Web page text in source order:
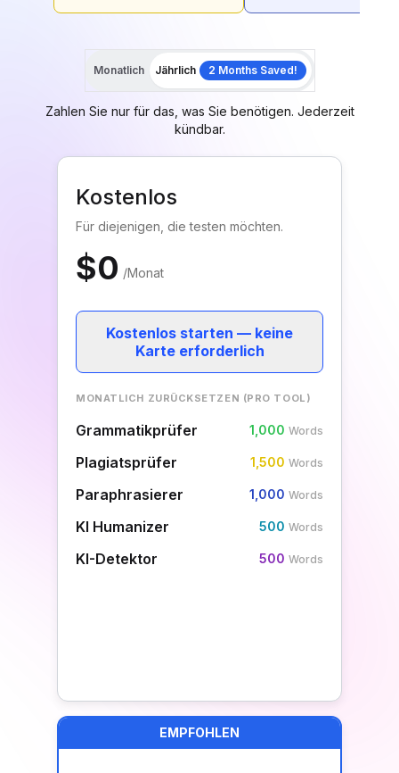
Monatlich Jährlich 2 Months Saved!
Zahlen Sie nur für das, was Sie benötigen. Jederzeit
kündbar.
Kostenlos
Für diejenigen, die testen möchten.
$0 /Monat
Kostenlos starten — keine
Karte erforderlich
MONATLICH ZURÜCKSETZEN (PRO TOOL)
Grammatikprüfer 1,000 Words
Plagiatsprüfer 1,500 Words
Paraphrasierer 1,000 Words
KI Humanizer 500 Words
KI-Detektor 500 Words
EMPFOHLEN